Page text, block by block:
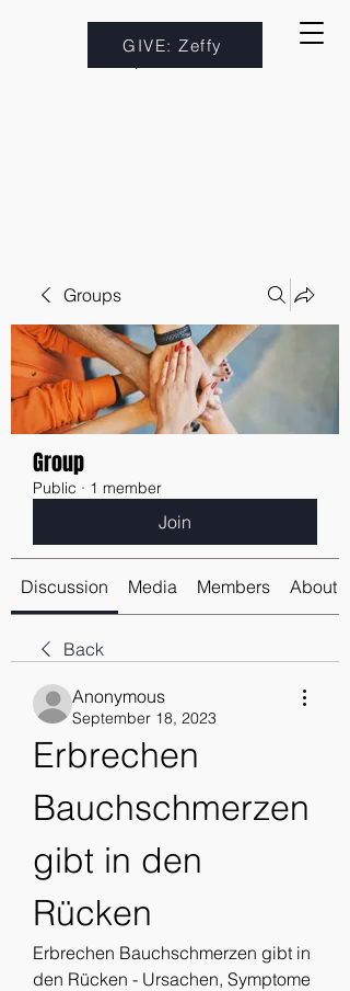
GIVE: Zeffy
Groups
Group
Public · 1 member
Join
Discussion Media Members About
Back
Anonymous
September 18, 2023
Erbrechen
Bauchschmerzen
gibt in den
Rücken
Erbrechen Bauchschmerzen gibt in
den Rücken - Ursachen, Symptome